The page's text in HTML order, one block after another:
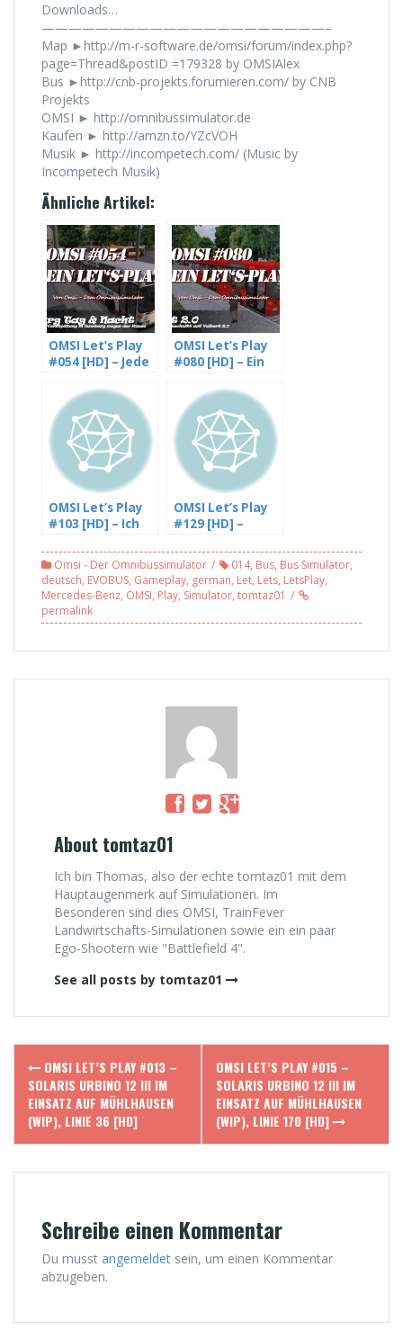
Downloads…
—————————————————————–
Map ►http://m-r-software.de/omsi/forum/index.php?
page=Thread&postID =179328 by OMSIAlex
Bus ►http://cnb-projekts.forumieren.com/ by CNB
Projekts
OMSI ► http://omnibussimulator.de
Kaufen ► http://amzn.to/YZcVOH
Musik ► http://incompetech.com/ (Music by
Incompetech Musik)
Ähnliche Artikel:
OMSI Let’s Play
#054 [HD] – Jede
Verspätung in
Hamburg wegen
der Kasse (3/3)
OMSI Let’s Play
#080 [HD] – Ein
auf Velbert 2.0,
Linie 763 (1/2)
OMSI Let’s Play
#103 [HD] – Ich
Verspätung
nicht runter in
Ahlheim, Linie 29
[Facecam]
OMSI Let’s Play
#129 [HD] –
dem DD – mit
GamingFailer
(1/3)
Omsi - Der Omnibussimulator 014, Bus, Bus Simulator,
deutsch, EVOBUS, Gameplay, german, Let, Lets, LetsPlay,
Mercedes-Benz, OMSI, Play, Simulator, tomtaz01
permalink
About tomtaz01
Ich bin Thomas, also der echte tomtaz01 mit dem
Hauptaugenmerk auf Simulationen. Im
Besonderen sind dies OMSI, TrainFever
Landwirtschafts-Simulationen sowie ein ein paar
Ego-Shootern wie "Battlefield 4".
See all posts by tomtaz01
Post
navigation
OMSI LET’S PLAY #013 –
SOLARIS URBINO 12 III IM
EINSATZ AUF MÜHLHAUSEN
(WIP), LINIE 36 [HD]
OMSI LET’S PLAY #015 –
SOLARIS URBINO 12 III IM
EINSATZ AUF MÜHLHAUSEN
(WIP), LINIE 170 [HD]
Schreibe einen Kommentar
Du musst angemeldet sein, um einen Kommentar
abzugeben.